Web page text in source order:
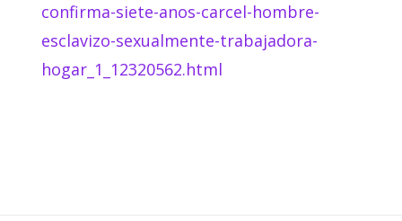
confirma-siete-anos-carcel-hombre-
esclavizo-sexualmente-trabajadora-
hogar_1_12320562.html